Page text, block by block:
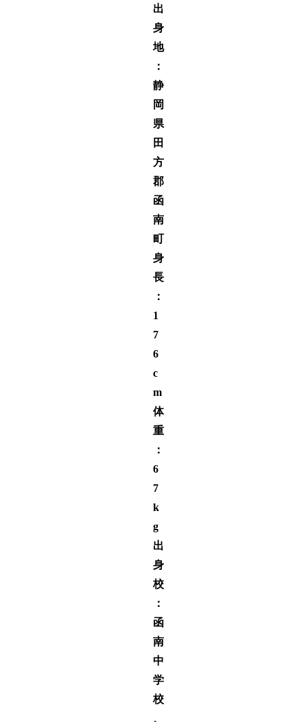
出
身
地
：
静
岡
県
田
方
郡
函
南
町
身
長
：
1
7
6
c
m
体
重
：
6
7
k
g
出
身
校
：
函
南
中
学
校
、